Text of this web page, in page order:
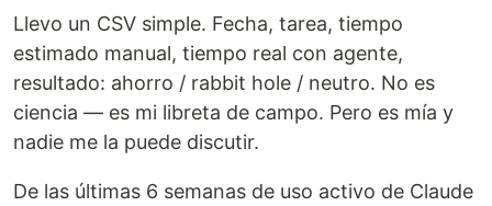
Llevo un CSV simple. Fecha, tarea, tiempo
estimado manual, tiempo real con agente,
resultado: ahorro / rabbit hole / neutro. No es
ciencia — es mi libreta de campo. Pero es mía y
nadie me la puede discutir.
De las últimas 6 semanas de uso activo de Claude